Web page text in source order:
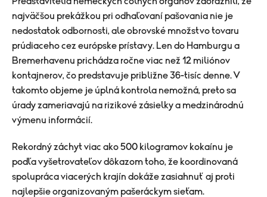
najväčšou prekážkou pri odhaľovaní pašovania nie je
nedostatok odbornosti, ale obrovské množstvo tovaru
prúdiaceho cez európske prístavy. Len do Hamburgu a
Bremerhavenu prichádza ročne viac než 12 miliónov
kontajnerov, čo predstavuje približne 36-tisíc denne. V
takomto objeme je úplná kontrola nemožná, preto sa
úrady zameriavajú na rizikové zásielky a medzinárodnú
výmenu informácií.
Rekordný záchyt viac ako 500 kilogramov kokaínu je
podľa vyšetrovateľov dôkazom toho, že koordinovaná
spolupráca viacerých krajín dokáže zasiahnuť aj proti
najlepšie organizovaným pašeráckym sieťam.